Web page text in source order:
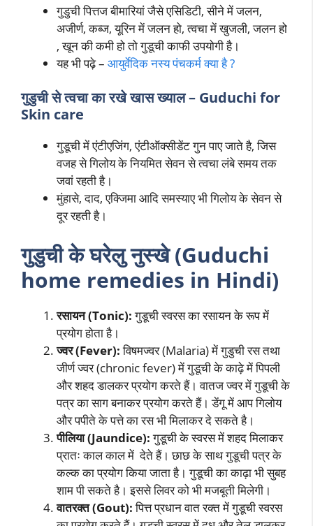
गुडुची पित्तज बीमारियां जैसे एसिडिटी, सीने में जलन,
अजीर्ण, कब्ज, यूरिन में जलन हो, त्वचा में खुजली, जलन हो
, खून की कमी हो तो गुडूची काफी उपयोगी है।
यह भी पढ़े – आयुर्वेदिक नस्य पंचकर्म क्या है ?
गुडुची से त्वचा का रखे खास ख्याल– Guduchi for
Skin care
गुडूची में एंटीएजिंग, एंटीऑक्सीडेंट गुन पाए जाते है, जिस
वजह से गिलोय के नियमित सेवन से त्वचा लंबे समय तक
जवां रहती है।
मुंहासे, दाद, एक्जिमा आदि समस्याए भी गिलोय के सेवन से
दूर रहती है।
गुडुची के घरेलु नुस्खे (Guduchi
home remedies in Hindi)
रसायन (Tonic):गुडूची स्वरस का रसायन के रूप में
प्रयोग होता है।
ज्वर (Fever):विषमज्वर (Malaria) में गुडुची रस तथा
जीर्ण ज्वर (chronic fever) में गुडूची के काढ़े में पिपली
और शहद डालकर प्रयोग करते हैं। वातज ज्वर में गुडूची के
पत्र का साग बनाकर प्रयोग करते हैं। डेंगू में आप गिलोय
और पपीते के पत्ते का रस भी मिलाकर दे सकते है।
पीलिया (Jaundice):गुडूची के स्वरस में शहद मिलाकर
प्रातः काल काल में देते हैं। छाछ के साथ गुडूची पत्र के
कल्क का प्रयोग किया जाता है। गुडूची का काढ़ा भी सुबह
शाम पी सकते है। इससे लिवर को भी मजबूती मिलेगी।
वातरक्त (Gout):पित्त प्रधान वात रक्त में गुडूची स्वरस